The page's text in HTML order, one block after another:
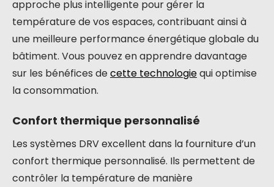
approche plus intelligente pour gérer la
température de vos espaces, contribuant ainsi à
une meilleure performance énergétique globale du
bâtiment. Vous pouvez en apprendre davantage
sur les bénéfices decette technologiequi optimise
la consommation.
Confort thermique personnalisé
Les systèmes DRV excellent dans la fourniture d’un
confort thermique personnalisé. Ils permettent de
contrôler la température de manière